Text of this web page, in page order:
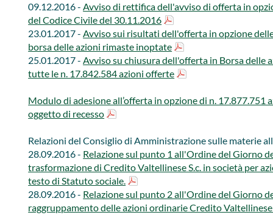
09.12.2016 -Avviso di rettifica dell'avviso di offerta in
del Codice Civile del 30.11.2016
23.01.2017 -Avviso sui risultati dell'offerta in opzione
borsa delle azioni rimaste inoptate
25.01.2017 -Avviso su chiusura dell'offerta in Borsa delle
tutte le n. 17.842.584 azioni offerte
Modulo di adesione all’offerta in opzione di n. 17.877.751
oggetto di recesso
Relazioni del Consiglio di Amministrazione sulle materie
28.09.2016 - Relazione sul punto 1 all'Ordine del Giorno
trasformazione di Credito Valtellinese S.c. in società per
testo di Statuto sociale.
28.09.2016 - Relazione sul punto 2 all'Ordine del Giorno
raggruppamento delle azioni ordinarie Credito